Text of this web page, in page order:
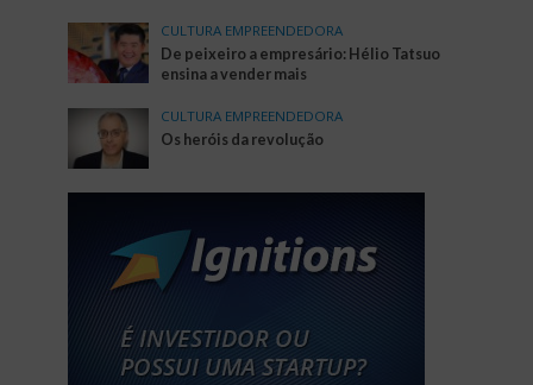
CULTURA EMPREENDEDORA
De peixeiro a empresário: Hélio Tatsuo
ensina a vender mais
CULTURA EMPREENDEDORA
Os heróis da revolução